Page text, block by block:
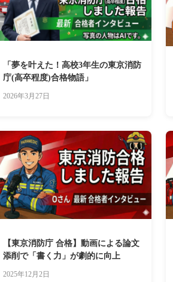
「夢を叶えた！高校3年生の東京消防
庁(高卒程度)合格物語」
2026年3月27日
【東京消防庁 合格】動画による論文
添削で「書く力」が劇的に向上
2025年12月2日